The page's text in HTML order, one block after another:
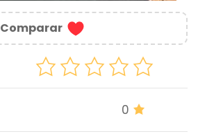
Comparar
0